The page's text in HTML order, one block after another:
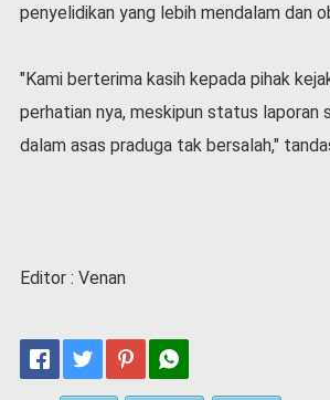
penyelidikan yang lebih mendalam dan
"Kami berterima kasih kepada pihak
perhatian nya, meskipun status laporan
dalam asas praduga tak bersalah,"
Editor : Venan